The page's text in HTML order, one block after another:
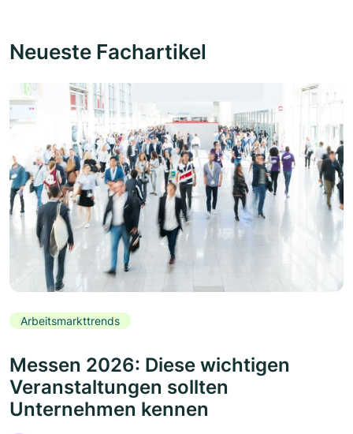
Neueste Fachartikel
Arbeitsmarkttrends
Messen 2026: Diese wichtigen
Veranstaltungen sollten
Unternehmen kennen